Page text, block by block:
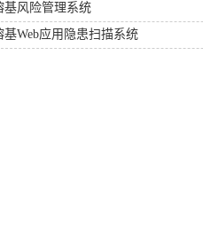
基风险管理系统
基Web应用隐患扫描系统